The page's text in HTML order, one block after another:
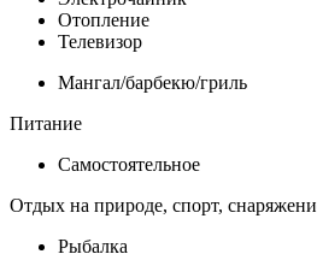
Отопление
Телевизор
Мангал/барбекю/гриль
Питание
Самостоятельное
Отдых на природе, спорт,
Рыбалка